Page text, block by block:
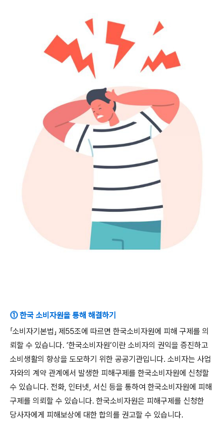
⓵ 한국 소비자원을 통해 해결하기
「소비자기본법 」 제 55조에 따르면 한국소비자원에 피해 구제를 의
뢰할 수 있습니다. ‘한국소비자원’이란 소비자의 권익을 증진하고
소비생활의 향상을 도모하기 위한 공공기관입니다. 소비자는 사업
자와의 계약 관계에서 발생한 피해구제를 한국소비자원에 신청할
수 있습니다. 전화, 인터넷, 서신 등을 통하여 한국소비자원에 피해
구제를 의뢰할 수 있습니다. 한국소비자원은 피해구제를 신청한
당사자에게 피해보상에 대한 합의를 권고할 수 있습니다.